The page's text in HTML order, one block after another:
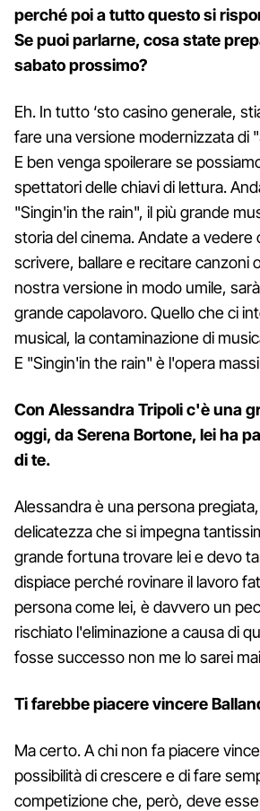
perché poi a tutto questo si
Se puoi parlarne, cosa state
sabato prossimo?
Eh. In tutto ‘sto casino generale,
fare una versione modernizzata di
E ben venga spoilerare se
spettatori delle chiavi di lettura.
"Singin'in the rain", il più grande
storia del cinema. Andate a vedere
scrivere, ballare e recitare canzoni
nostra versione in modo umile,
grande capolavoro. Quello che ci
musical, la contaminazione di
E "Singin'in the rain" è l'opera
Con Alessandra Tripoli c'è una
oggi, da Serena Bortone, lei ha
di te.
Alessandra è una persona
delicatezza che si impegna
grande fortuna trovare lei e devo
dispiace perché rovinare il lavoro
persona come lei, è davvero un
rischiato l'eliminazione a causa di
fosse successo non me lo sarei
Ti farebbe piacere vincere
Ma certo. A chi non fa piacere
possibilità di crescere e di fare
competizione che, però, deve